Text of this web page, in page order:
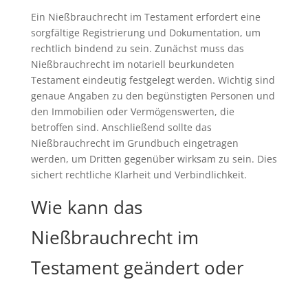
Ein Nießbrauchrecht im Testament erfordert eine
sorgfältige Registrierung und Dokumentation, um
rechtlich bindend zu sein. Zunächst muss das
Nießbrauchrecht im notariell beurkundeten
Testament eindeutig festgelegt werden. Wichtig sind
genaue Angaben zu den begünstigten Personen und
den Immobilien oder Vermögenswerten, die
betroffen sind. Anschließend sollte das
Nießbrauchrecht im Grundbuch eingetragen
werden, um Dritten gegenüber wirksam zu sein. Dies
sichert rechtliche Klarheit und Verbindlichkeit.
Wie kann das
Nießbrauchrecht im
Testament geändert oder